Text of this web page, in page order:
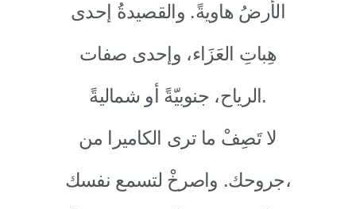
الأرضُ هاويةً. والقصيدةُ إحدى
هِباتِ العَزَاء، وإحدى صفات
الرياح، جنوبيّةً أو شماليةً.
لا تَصِفْ ما ترى الكاميرا من
جروحك. واصرخْ لتسمع نفسك،